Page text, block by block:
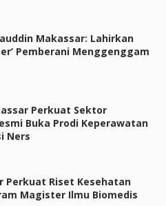
Makassar: Lahirkan
Pemberani Menggenggam
Perkuat Sektor
Buka Prodi Keperawatan
Ners
Perkuat Riset Kesehatan
Magister Ilmu Biomedis